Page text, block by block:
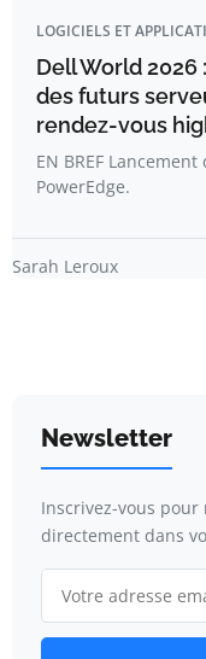
LOGICIELS ET
Dell World
des futurs
rendez-vous
EN BREF
PowerEdge.
Sarah Leroux
Newsletter
Inscrivez-vous
directement dans